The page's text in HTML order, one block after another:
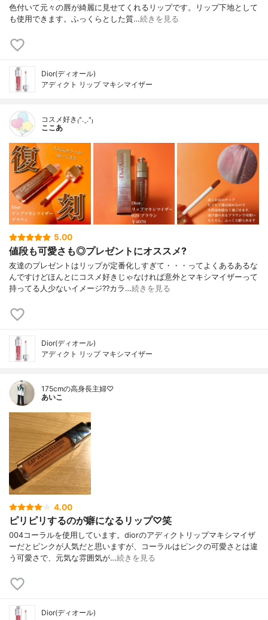
色付いて元々の唇が綺麗に見せてくれるリップです。リップ下地として
も使用できます。ふっくらとした質…続きを見る
Dior(ディオール)
アディクト リップ マキシマイザー
コスメ好き₍ᐢ.ˬ.ᐢ₎
ここあ
5.00
値段も可愛さも◎プレゼントにオススメ?
友達のプレゼントはリップが定番化しすぎて・・・ってよくあるあるな
んですけどほんとにコスメ好きじゃなければ意外とマキシマイザーって
持ってる人少ないイメージ??カラ…続きを見る
Dior(ディオール)
アディクト リップ マキシマイザー
175cmの高身長主婦♡
あいこ
4.00
ピリピリするのが癖になるリップ♡笑
004コーラルを使用しています。diorのアディクトリップマキシマイザ
ーだとピンクが人気だと思いますが、コーラルはピンクの可愛さとは違
う可愛さで、元気な雰囲気が…続きを見る
Dior(ディオール)